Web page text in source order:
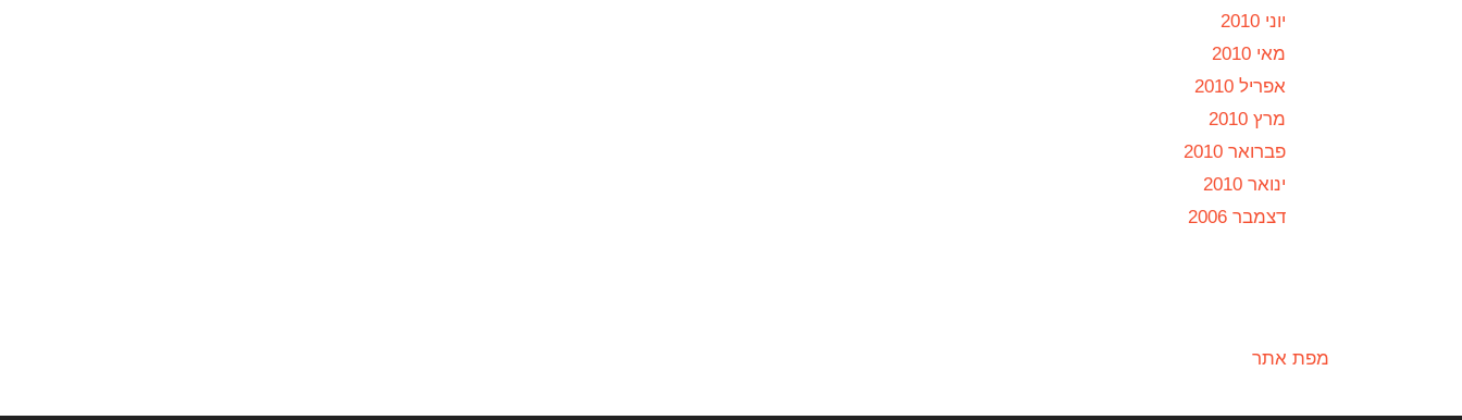
יוני 2010
מאי 2010
אפריל 2010
מרץ 2010
פברואר 2010
ינואר 2010
דצמבר 2006
מפת אתר